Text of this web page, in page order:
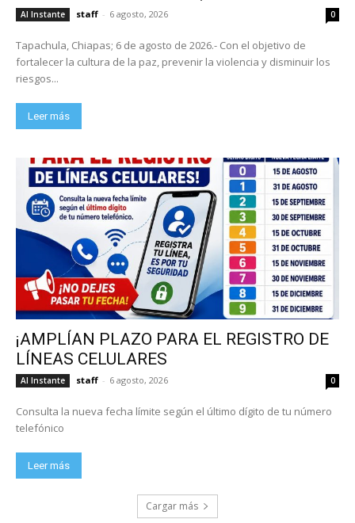
Al Instante staff - 6 agosto, 2026 0
Tapachula, Chiapas; 6 de agosto de 2026.- Con el objetivo de
fortalecer la cultura de la paz, prevenir la violencia y disminuir los
riesgos...
Leer más
¡AMPLÍAN PLAZO PARA EL REGISTRO DE
LÍNEAS CELULARES
Al Instante staff - 6 agosto, 2026 0
Consulta la nueva fecha límite según el último dígito de tu número
telefónico
Leer más
Cargar más